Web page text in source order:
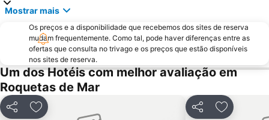
Torrecárdenas
Mostrar mais
Os preços e a disponibilidade que recebemos dos sites de reserva
mudam frequentemente. Como tal, pode haver diferenças entre as
ofertas que consulta no trivago e os preços que estão disponíveis
nos sites de reserva.
Um dos Hotéis com melhor avaliação em
Roquetas de Mar
PartilharAdicionar aos favoritos PartilharAdicionar